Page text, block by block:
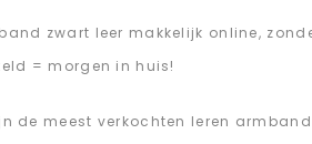
zwart leer makkelijk online,
= morgen in huis!
de meest verkochten leren